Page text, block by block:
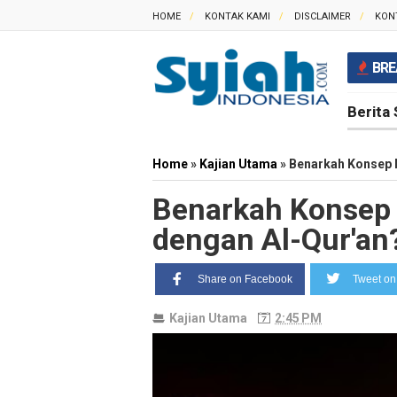
HOME KONTAK KAMI DISCLAIMER
Berita
Home» Kajian Utama » Benarkah
Benarkah
dengan Al-
Share on Facebook Tweet
Kajian Utama 2:45 PM